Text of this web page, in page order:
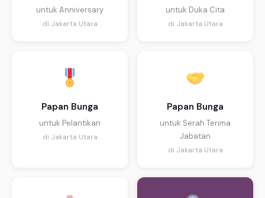
untuk Anniversary
di Jakarta Utara
untuk Duka Cita
di Jakarta Utara
Papan Bunga
untuk Pelantikan
di Jakarta Utara
Papan Bunga
untuk Serah Terima
Jabatan
di Jakarta Utara